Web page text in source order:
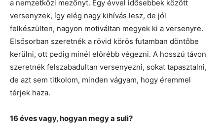
a nemzetközi mezőnyt. Egy évvel idősebbek között
versenyzek, így elég nagy kihívás lesz, de jól
felkészülten, nagyon motiváltan megyek ki a versenyre.
Elsősorban szeretnék a rövid körös futamban döntőbe
kerülni, ott pedig minél előrébb végezni. A hosszú távon
szeretnék felszabadultan versenyezni, sokat tapasztalni,
de azt sem titkolom, minden vágyam, hogy éremmel
térjek haza.
16 éves vagy, hogyan megy a suli?